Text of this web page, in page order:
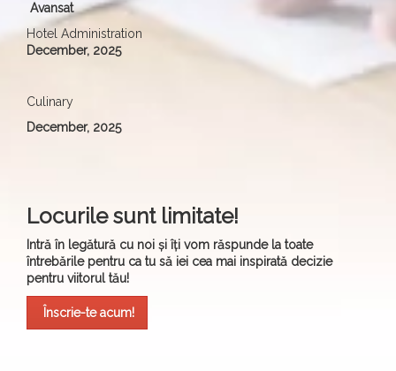
Avansat
Hotel Administration
December, 2025
Culinary
December, 2025
Locurile sunt limitate!
Intră în legătură cu noi și îți vom răspunde la toate
întrebările pentru ca tu să iei cea mai inspirată decizie
pentru viitorul tău!
Înscrie-te acum!